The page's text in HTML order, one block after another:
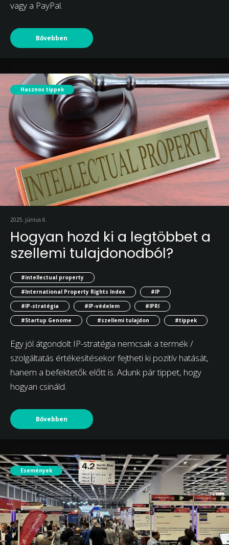
vagy a PayPal.
Bővebben
Hasznos tippek
2025. június 6.
Hogyan hozd ki a legtöbbet a
szellemi tulajdonodból?
#intellectual property
#International Property Rights Index
#IP
#IP-stratégia
#IP-védelem
#IPRI
#Startup Genome
#szellemi tulajdon #tippek
Egy jól átgondolt IP-stratégia nemcsak a termék /
szolgáltatás értékesítésekor fejtheti ki pozitív hatását,
hanem a befektetők előtt is. Adunk pár tippet, hogy
hogyan csináld.
Bővebben
Események